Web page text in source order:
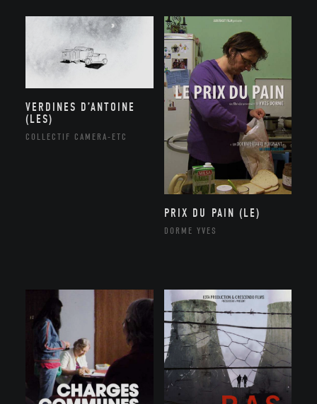
VERDINES D’ANTOINE
(LES)
COLLECTIF CAMERA-ETC
PRIX DU PAIN (LE)
DORME YVES